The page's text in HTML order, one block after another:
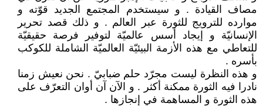
مصاف القيادة . و سيستخدم المجتمع الجديد قوّته و
موارده للترويج للثورة عبر العالم . و ذلك قصد تحرير
الإنسانيّة و إيجاد أسس عالميّة لتوفير فرصة حقيقيّة
للتعاطي مع هذه الأزمة البيئيّة العالميّة الشاملة للكوكب
بأسره .
و هذه النظرة ليست مجرّد حلم ضبابيّ . نحن نعيش زمنا
نادرا فيه الثورة ممكنة أكثر . و الآن آن أوان التعرّف على
هذه الثورة و المساهمة في إنجازها .